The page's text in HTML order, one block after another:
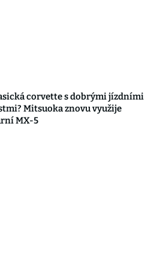
corvette s dobrými jízdními
Mitsuoka znovu využije
MX-5